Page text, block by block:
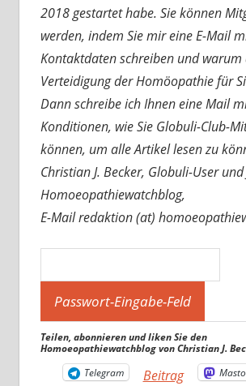
2018 gestartet habe. Sie können
werden, indem Sie mir eine E-Mail
Kontaktdaten schreiben und warum
Verteidigung der Homöopathie für
Dann schreibe ich Ihnen eine Mail
Konditionen, wie Sie Globuli-Club-
können, um alle Artikel lesen zu
Christian J. Becker, Globuli-User
Homoeopathiewatchblog,
E-Mail redaktion (at)
Teilen, abonnieren und liken Sie den
Homoeopathiewatchblog von Christian J.
Telegram
Beitrag